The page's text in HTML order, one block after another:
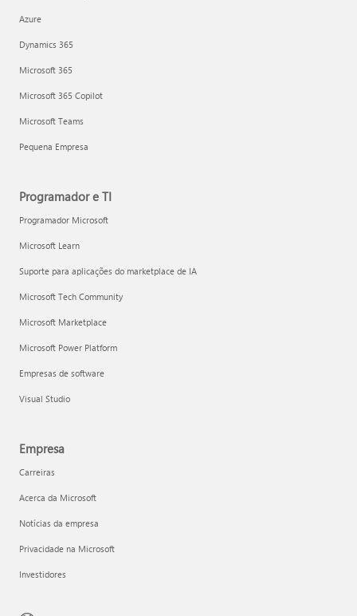
Azure
Dynamics 365
Microsoft 365
Microsoft 365 Copilot
Microsoft Teams
Pequena Empresa
Programador e TI
Programador Microsoft
Microsoft Learn
Suporte para aplicações do marketplace de IA
Microsoft Tech Community
Microsoft Marketplace
Microsoft Power Platform
Empresas de software
Visual Studio
Empresa
Carreiras
Acerca da Microsoft
Notícias da empresa
Privacidade na Microsoft
Investidores